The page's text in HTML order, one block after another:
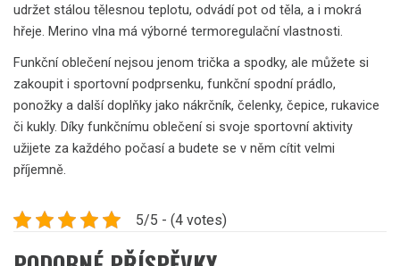
udržet stálou tělesnou teplotu, odvádí pot od těla, a i mokrá
hřeje. Merino vlna má výborné termoregulační vlastnosti.
Funkční oblečení nejsou jenom trička a spodky, ale můžete si
zakoupit i sportovní podprsenku, funkční spodní prádlo,
ponožky a další doplňky jako nákrčník, čelenky, čepice, rukavice
či kukly. Díky funkčnímu oblečení si svoje sportovní aktivity
užijete za každého počasí a budete se v něm cítit velmi
příjemně.
5/5 - (4 votes)